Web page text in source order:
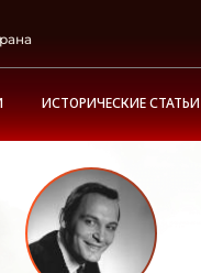
ИСТОРИЧЕСКИЕ СТАТЬИ